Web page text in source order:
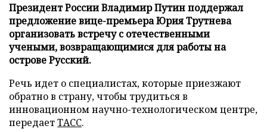
Президент России Владимир Путин поддержал
предложение вице-премьера Юрия Трутнева
организовать встречу с отечественными
учеными, возвращающимися для работы на
острове Русский.
Речь идет о специалистах, которые приезжают
обратно в страну, чтобы трудиться в
инновационном научно-технологическом центре,
передаетТАСС.